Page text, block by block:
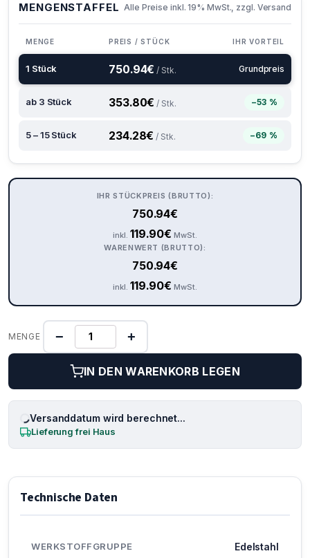
MENGENSTAFFEL Alle Preise inkl. 19% MwSt., zzgl. Versand
MENGE PREIS / STÜCK IHR VORTEIL
1 Stück 750.94€ / Stk. Grundpreis
ab 3 Stück 353.80€ / Stk. −53 %
5 – 15 Stück 234.28€ / Stk. −69 %
IHR STÜCKPREIS (BRUTTO):
750.94€
inkl. 119.90€ MwSt.
WARENWERT (BRUTTO):
750.94€
inkl. 119.90€ MwSt.
MENGE − +
IN DEN WARENKORB LEGEN
Versanddatum wird berechnet...
Lieferung frei Haus
Technische Daten
WERKSTOFFGRUPPE Edelstahl